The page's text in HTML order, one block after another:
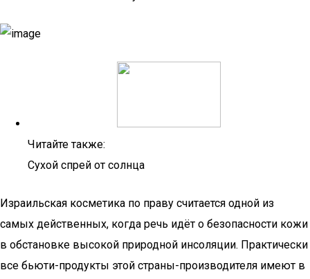
Читайте также:
Сухой спрей от солнца
Израильская косметика по праву считается одной из
самых действенных, когда речь идёт о безопасности кожи
в обстановке высокой природной инсоляции. Практически
все бьюти-продукты этой страны-производителя имеют в